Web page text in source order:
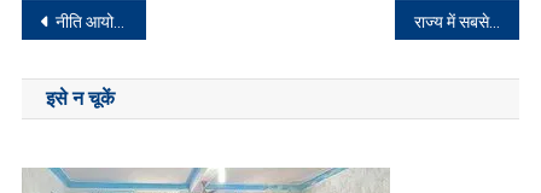
Post
navigation
नीति आयोग की बैठक : मुख्यमंत्री ने विकसित भारत व राज्य की संकल्पना को साकार करने के लिए विकसित गांव को जोड़ने पर दिया विशेष जोर राज्य में सबसे ज्यादा ब्लड कैंसर का ट्रीटमेंट सदर अस्पताल में : सिविल सर्जन
इसे न चूकें